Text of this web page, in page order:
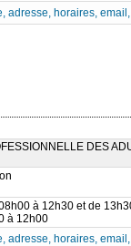
adresse, horaires,
DES
à 12h30 et de
à 12h00
adresse, horaires,